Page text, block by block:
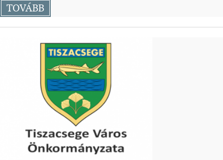
TOVÁBB